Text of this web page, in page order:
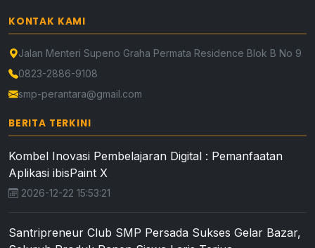
KONTAK KAMI
Jalan Menteri Supeno Graha Permata Residence Blok B No 9
0823-2886-9108
smp-perantara@gmail.com
BERITA TERKINI
Kombel Inovasi Pembelajaran Digital : Pemanfaatan
Aplikasi ibisPaint X
2026-12-22 15:53:21
Santripreneur Club SMP Persada Sukses Gelar Bazar,